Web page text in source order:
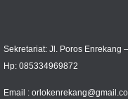
Sekretariat: Jl. Poros Enrekang
Hp: 085334969872
Email :